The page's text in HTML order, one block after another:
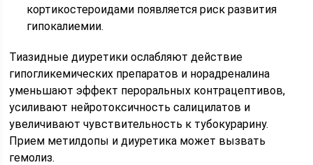
кортикостероидами появляется риск развития
гипокалиемии.
Тиазидные диуретики ослабляют действие
гипогликемических препаратов и норадреналина
уменьшают эффект пероральных контрацептивов,
усиливают нейротоксичность салицилатов и
увеличивают чувствительность к тубокурарину.
Прием метилдопы и диуретика может вызвать
гемолиз.